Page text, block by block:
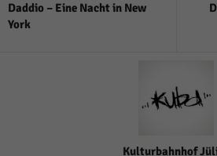
Daddio – Eine Nacht in New
York
Kulturbahnhof
Marketing (1)
Cookie-Informationen
Inhalte von Videoplattformen und Social-